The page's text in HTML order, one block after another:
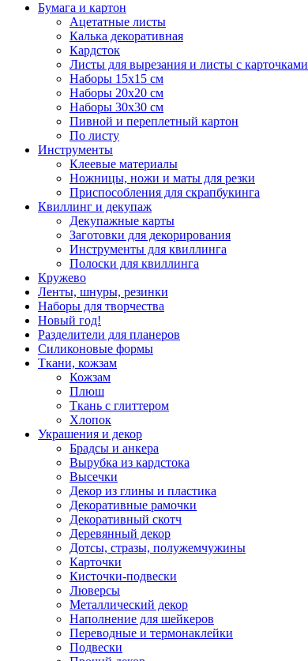
Бумага и картон
Ацетатные листы
Калька декоративная
Кардсток
Листы для вырезания и листы с карточками
Наборы 15х15 см
Наборы 20х20 см
Наборы 30х30 см
Пивной и переплетный картон
По листу
Инструменты
Клеевые материалы
Ножницы, ножи и маты для резки
Приспособления для скрапбукинга
Квиллинг и декупаж
Декупажные карты
Заготовки для декорирования
Инструменты для квиллинга
Полоски для квиллинга
Кружево
Ленты, шнуры, резинки
Наборы для творчества
Новый год!
Разделители для планеров
Силиконовые формы
Ткани, кожзам
Кожзам
Плюш
Ткань с глиттером
Хлопок
Украшения и декор
Брадсы и анкера
Вырубка из кардстока
Высечки
Декор из глины и пластика
Декоративные рамочки
Декоративный скотч
Деревянный декор
Дотсы, стразы, полужемчужины
Карточки
Кисточки-подвески
Люверсы
Металлический декор
Наполнение для шейкеров
Переводные и термонаклейки
Подвески